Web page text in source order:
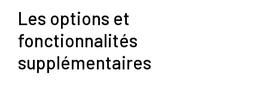
Les options et
fonctionnalités
supplémentaires